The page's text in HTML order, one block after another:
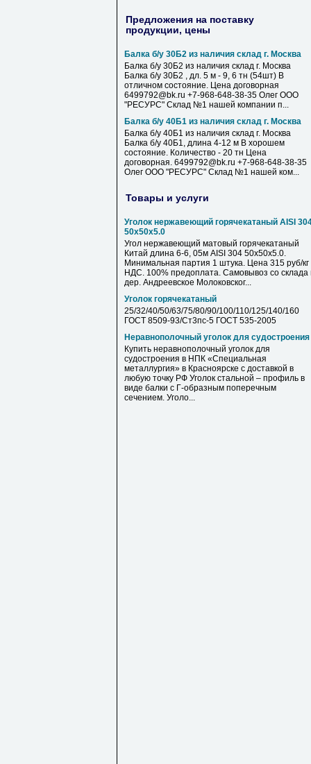
Предложения на поставку
продукции, цены
Балка б/у 30Б2 из наличия склад г. Москва
Балка б/у 30Б2 из наличия склад г. Москва
Балка б/у 30Б2 , дл. 5 м - 9, 6 тн (54шт) В
отличном состояние. Цена договорная
6499792@bk.ru +7-968-648-38-35 Олег ООО
"РЕСУРС" Склад №1 нашей компании п...
Балка б/у 40Б1 из наличия склад г. Москва
Балка б/у 40Б1 из наличия склад г. Москва
Балка б/у 40Б1, длина 4-12 м В хорошем
состояние. Количество - 20 тн Цена
договорная. 6499792@bk.ru +7-968-648-38-35
Олег ООО "РЕСУРС" Склад №1 нашей ком...
Товары и услуги
Уголок нержавеющий горячекатаный AISI
50х50х5.0
Угол нержавеющий матовый горячекатаный
Китай длина 6-6, 05м AISI 304 50х50х5.0.
Минимальная партия 1 штука. Цена 315 руб/кг
НДС. 100% предоплата. Самовывоз со склада
дер. Андреевское Молоковског...
Уголок горячекатаный
25/32/40/50/63/75/80/90/100/110/125/140/160
ГОСТ 8509-93/Ст3пс-5 ГОСТ 535-2005
Неравнополочный уголок для судостроения
Купить неравнополочный уголок для
судостроения в НПК «Специальная
металлургия» в Красноярске с доставкой в
любую точку РФ Уголок стальной – профиль в
виде балки с Г-образным поперечным
сечением. Уголо...